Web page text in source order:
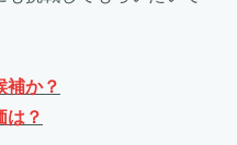
補か？
は？